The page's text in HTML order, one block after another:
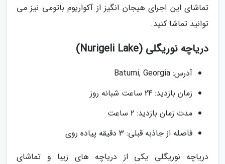
تماشای این اجرای هیجان انگیز از آکواریوم باتومی نیز می
توانید تماشا کنید.
دریاچه نوریگلی (Nurigeli Lake)
آدرس: Batumi, Georgia
زمان بازدید: 24 ساعت شبانه روز
مدت زمان بازدید: 2 ساعت
فاصله از جاذبه قبلی: 3 دقیقه پیاده روی
دریاچه نوریگلی یکی از دریاچه های زیبا و تماشای